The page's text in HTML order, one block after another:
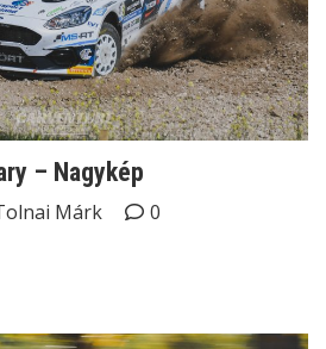
– Nagykép
Márk
0